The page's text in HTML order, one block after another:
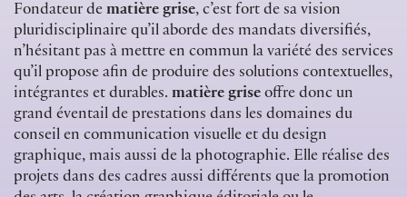
Fondateur de matière grise, c’est fort de sa vision
pluridisciplinaire qu’il aborde des mandats diversifiés,
n’hésitant pas à mettre en commun la variété des services
qu’il propose afin de produire des solutions contextuelles,
intégrantes et durables. matière grise offre donc un
grand éventail de prestations dans les domaines du
conseil en communication visuelle et du design
graphique, mais aussi de la photographie. Elle réalise des
projets dans des cadres aussi différents que la promotion